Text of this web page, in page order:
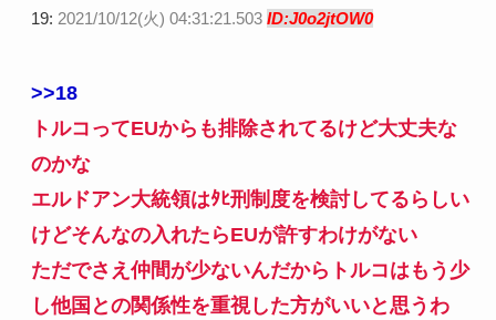
19: 2021/10/12(火) 04:31:21.503 ID:J0o2jtOW0
>>18
トルコってEUからも排除されてるけど大丈夫な
のかな
エルドアン大統領はﾀﾋ刑制度を検討してるらしい
けどそんなの入れたらEUが許すわけがない
ただでさえ仲間が少ないんだからトルコはもう少
し他国との関係性を重視した方がいいと思うわ